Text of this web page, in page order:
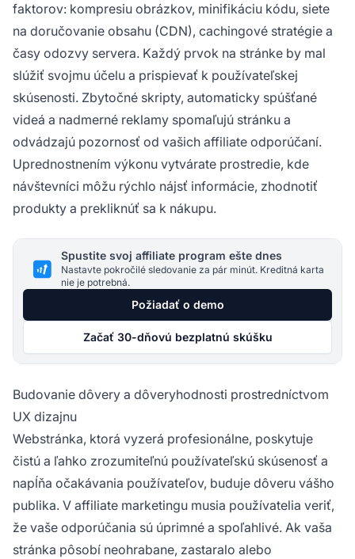
faktorov: kompresiu obrázkov, minifikáciu kódu, siete
na doručovanie obsahu (CDN), cachingové stratégie a
časy odozvy servera. Každý prvok na stránke by mal
slúžiť svojmu účelu a prispievať k používateľskej
skúsenosti. Zbytočné skripty, automaticky spúšťané
videá a nadmerné reklamy spomaľujú stránku a
odvádzajú pozornosť od vašich affiliate odporúčaní.
Uprednostnením výkonu vytvárate prostredie, kde
návštevníci môžu rýchlo nájsť informácie, zhodnotiť
produkty a prekliknúť sa k nákupu.
Spustite svoj affiliate program ešte dnes
Nastavte pokročilé sledovanie za pár minút. Kreditná karta
nie je potrebná.
Požiadať o demo
Začať 30-dňovú bezplatnú skúšku
Budovanie dôvery a dôveryhodnosti prostredníctvom
UX dizajnu
Webstránka, ktorá vyzerá profesionálne, poskytuje
čistú a ľahko zrozumiteľnú používateľskú skúsenosť a
napĺňa očakávania používateľov, buduje dôveru vášho
publika. V affiliate marketingu musia používatelia veriť,
že vaše odporúčania sú úprimné a spoľahlivé. Ak vaša
stránka pôsobí neohrabane, zastaralo alebo